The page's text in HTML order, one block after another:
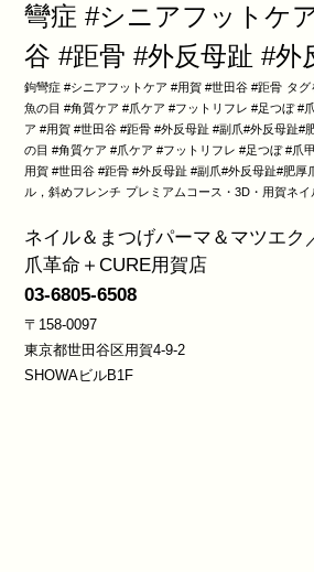
彎症 #シニアフットケ
谷 #距骨 #外反母趾 #外
鉤彎症 #シニアフットケア #用賀 #世田谷 #距骨 タグ
魚の目 #角質ケア #爪ケア #フットリフレ #足つぼ #
ア #用賀 #世田谷 #距骨 #外反母趾 #副爪#外反母趾#
の目 #角質ケア #爪ケア #フットリフレ #足つぼ #爪
用賀 #世田谷 #距骨 #外反母趾 #副爪#外反母趾#肥厚
ル，斜めフレンチ プレミアムコース・3D・用賀ネイ
ネイル＆まつげパーマ＆マツエク
爪革命＋CURE用賀店
03-6805-6508
〒158-0097
東京都世田谷区用賀4-9-2
SHOWAビルB1F